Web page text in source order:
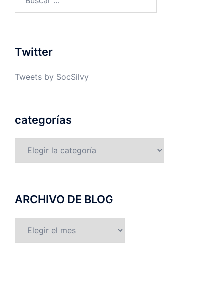
Twitter
Tweets by SocSilvy
categorías
ARCHIVO DE BLOG